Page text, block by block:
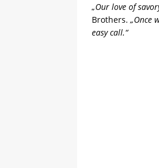
„Our love of
Brothers. „Once
easy call.“